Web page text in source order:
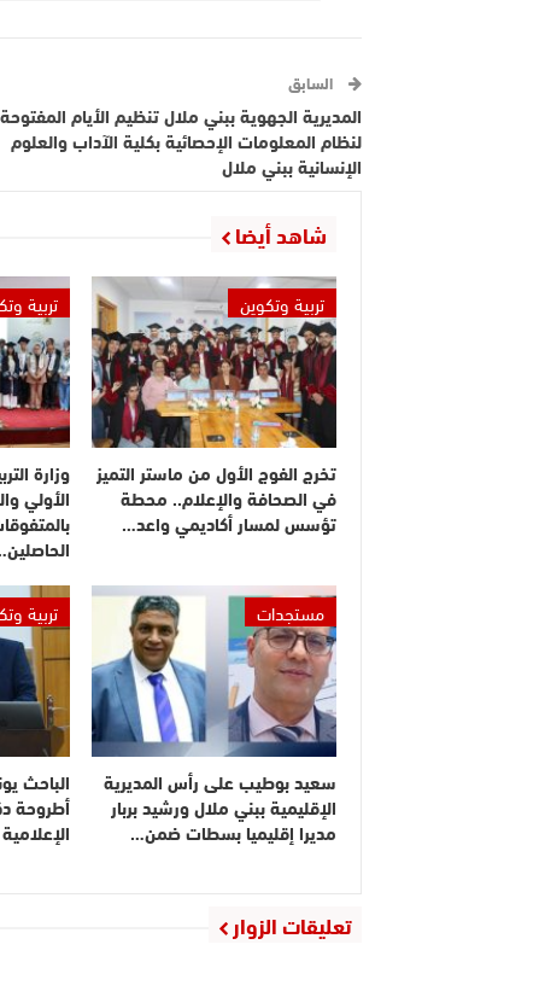
السابق
المديرية الجهوية ببني ملال تنظيم الأيام المفتوحة
لنظام المعلومات الإحصائية بكلية الآداب والعلوم
الإنسانية ببني ملال
شاهد أيضا
تربية وتكوين
تخرج الفوج الأول من ماستر التميز
في الصحافة والإعلام.. محطة
تؤسس لمسار أكاديمي واعد…
تربية
وزارة
الأولي
مستجدات
سعيد بوطيب على رأس المديرية
الإقليمية ببني ملال ورشيد بربار
مديرا إقليميا بسطات ضمن…
تربية
الباحث
أطروحة
تعليقات الزوار